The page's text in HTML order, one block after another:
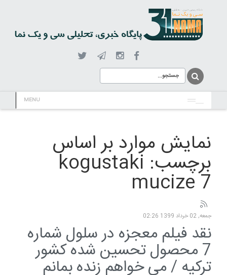
MENU
نمایش موارد بر اساس
برچسب: kogustaki
mucize 7
جمعه, 02 خرداد 1399 02:26
نقد فیلم معجزه در سلول شماره
7 محصول تحسین شده کشور
ترکیه / می خواهم زنده بمانم